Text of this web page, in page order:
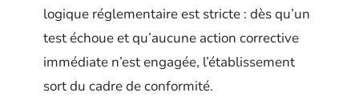
logique réglementaire est stricte : dès qu’un
test échoue et qu’aucune action corrective
immédiate n’est engagée, l’établissement
sort du cadre de conformité.